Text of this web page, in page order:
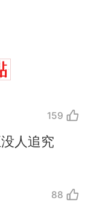
159
人追究
88